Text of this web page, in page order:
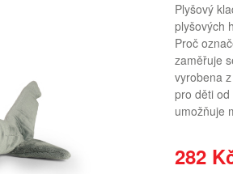
Plyšový
plyšových
Proč
zaměřuje
vyrobena
pro děti od
umožňuje
282